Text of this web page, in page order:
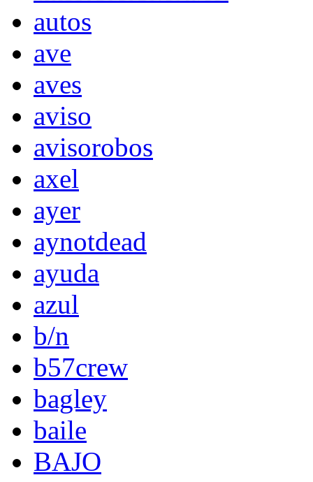
autos
ave
aves
aviso
avisorobos
axel
ayer
aynotdead
ayuda
azul
b/n
b57crew
bagley
baile
BAJO